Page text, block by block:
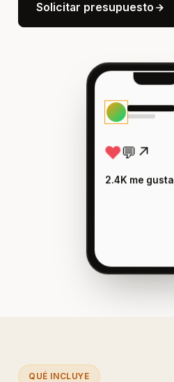
Solicitar presupuesto
♥💬 ↗
2.4K me gusta
QUÉ INCLUYE